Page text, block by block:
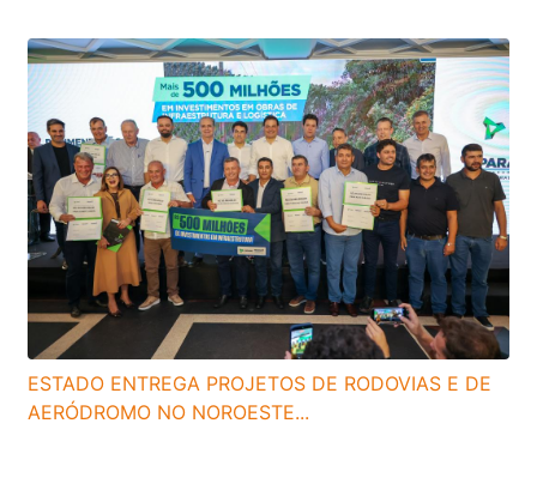
ESTADO ENTREGA PROJETOS DE RODOVIAS E DE
AERÓDROMO NO NOROESTE...